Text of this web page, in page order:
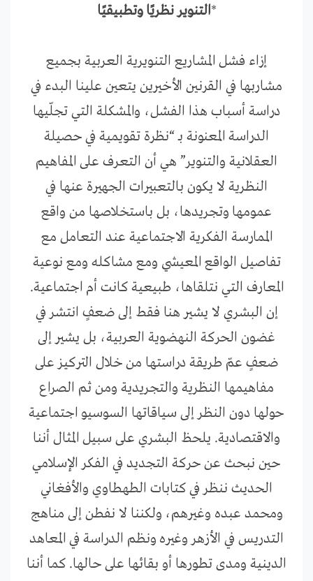
*التنوير نظريًا وتطبيقيًا
إزاء فشل المشاريع التنويرية العربية بجميع
مشاربها في القرنين الأخيرين يتعين علينا البدء في
دراسة أسباب هذا الفشل، والمشكلة التي تجلّيها
الدراسة المعنونة بـ “نظرة تقويمية في حصيلة
العقلانية والتنوير” هي أن التعرف على المفاهيم
النظرية لا يكون بالتعبيرات الجهيرة عنها في
عمومها وتجريدها، بل باستخلاصها من واقع
الممارسة الفكرية الاجتماعية عند التعامل مع
تفاصيل الواقع المعيشي ومع مشاكله ومع نوعية
المعارف التي نتلقاها، طبيعية كانت أم اجتماعية.
إن البشري لا يشير هنا فقط إلى ضعفٍ انتشر في
غضون الحركة النهضوية العربية، بل يشير إلى
ضعفٍ عمّ طريقة دراستها من خلال التركيز على
مفاهيمها النظرية والتجريدية ومن ثم الصراع
حولها دون النظر إلى سياقاتها السوسيو اجتماعية
والاقتصادية. يلحظ البشري على سبيل المثال أننا
حين نبحث عن حركة التجديد في الفكر الإسلامي
الحديث ننظر في كتابات الطهطاوي والأفغاني
ومحمد عبده وغيرهم، ولكننا لا نفطن إلى مناهج
التدريس في الأزهر وغيره ونظم الدراسة في المعاهد
الدينية ومدى تطورها أو بقائها على حالها. كما أننا